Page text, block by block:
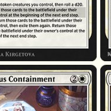
minimal